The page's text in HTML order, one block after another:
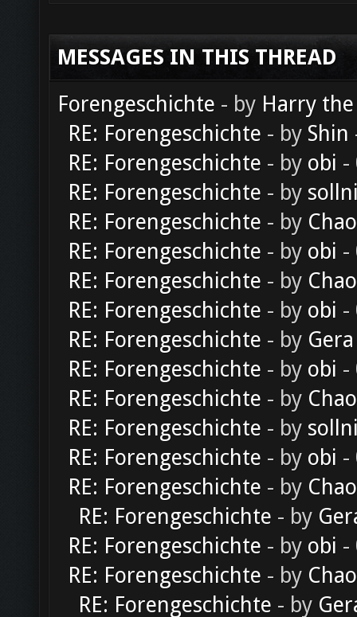
MESSAGES IN THIS THREAD
Forengeschichte - by Harry
RE: Forengeschichte - by Shin
RE: Forengeschichte - by obi -
RE: Forengeschichte - by
RE: Forengeschichte - by
RE: Forengeschichte - by obi -
RE: Forengeschichte - by
RE: Forengeschichte - by obi -
RE: Forengeschichte - by Gera
RE: Forengeschichte - by obi -
RE: Forengeschichte - by
RE: Forengeschichte - by
RE: Forengeschichte - by obi -
RE: Forengeschichte - by
RE: Forengeschichte - by
RE: Forengeschichte - by obi -
RE: Forengeschichte - by
RE: Forengeschichte - by